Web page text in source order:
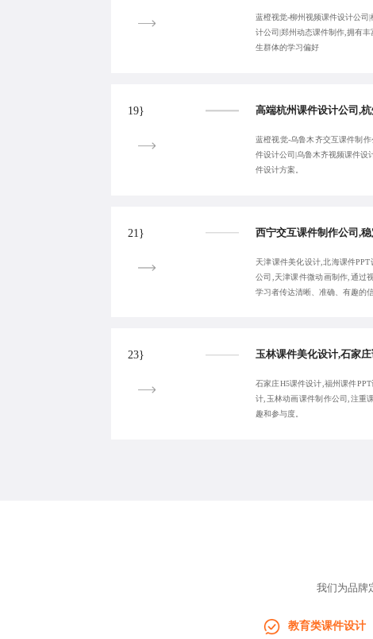
蓝橙视觉-柳州视频课件设计公司
计公司|郑州动态课件制作,拥有
生群体的学习偏好
19}
蓝橙视觉-乌鲁木齐交互课件制
件设计公司|乌鲁木齐视频课件设
件设计方案。
21}
天津课件美化设计,北海课件
公司,天津课件微动画制作,通过
学习者传达清晰、准确、有趣的
23}
石家庄H5课件设计,福州课件
计,玉林动画课件制作公司,注重
趣和参与度。
我们为品牌
教育类课件设计